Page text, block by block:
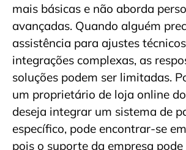
mais básicas e não aborda
avançadas. Quando alguém
assistência para ajustes
integrações complexas, as
soluções podem ser limitadas.
um proprietário de loja online
deseja integrar um sistema de
específico, pode encontrar-se
pois o suporte da empresa